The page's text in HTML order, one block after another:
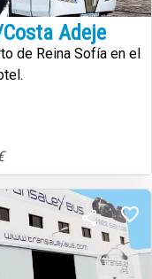
Adeje
de Reina Sofía en el